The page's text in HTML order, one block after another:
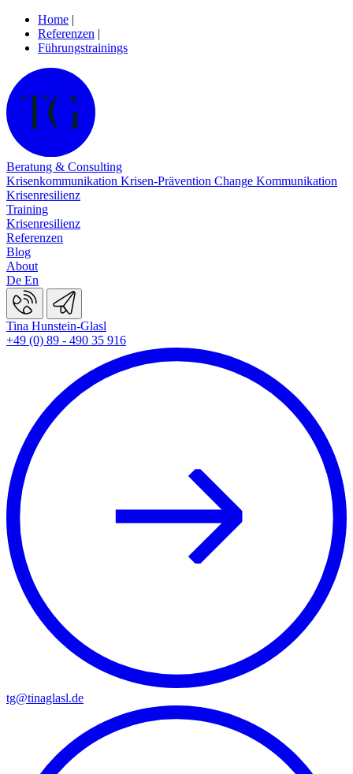
Home |
Referenzen |
Führungstrainings
Beratung & Consulting
Krisenkommunikation Krisen-Prävention Change Kommunikation
Krisenresilienz
Training
Krisenresilienz
Referenzen
Blog
About
De En
Tina Hunstein-Glasl
+49 (0) 89 - 490 35 916
tg@tinaglasl.de